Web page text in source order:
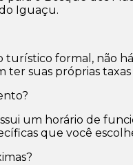
Iguaçu.
formal, não
ter suas próprias
um horário de
que você